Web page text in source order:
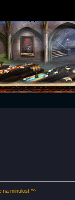
na minulost ^^